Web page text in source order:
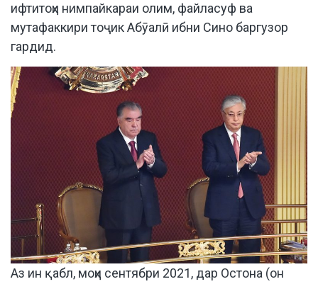
ифтитоҳи нимпайкараи олим, файласуф ва
мутафаккири тоҷик Абӯалӣ ибни Сино баргузор
гардид.
Аз ин қабл, моҳи сентябри 2021, дар Остона (он